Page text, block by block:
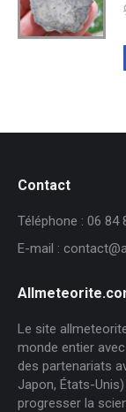
Contact
Téléphone : 06 84
E-mail :
Le site
monde entier
des partenariats
Japon, États-
progresser la